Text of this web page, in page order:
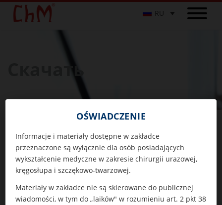
RU
Скачать
Каталог имплантатов
Каталог инструментов
OŚWIADCZENIE
Informacje i materiały dostępne w zakładce
przeznaczone są wyłącznie dla osób posiadających
wykształcenie medyczne w zakresie chirurgii urazowej,
kręgosłupa i szczękowo-twarzowej.
Materiały w zakładce nie są skierowane do publicznej
wiadomości, w tym do „laików" w rozumieniu art. 2 pkt 38